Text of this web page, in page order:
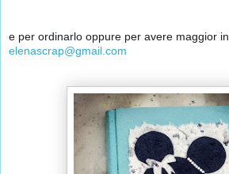
elenascrap@gmail.com